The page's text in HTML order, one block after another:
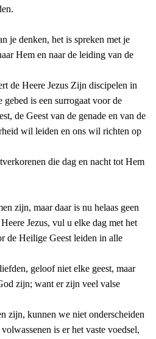
je denken, het is spreken met je
Hem en naar de leiding van de
de Heere Jezus Zijn discipelen in
is een surrogaat voor de
de Geest van de genade en van de
wil leiden en ons wil richten op
die dag en nacht tot Hem
zijn, maar daar is nu helaas geen
Jezus, vul u elke dag met het
de Heilige Geest leiden in alle
geloof niet elke geest, maar
zijn; want er zijn veel valse
zijn, kunnen we niet onderscheiden
is er het vaste voedsel,